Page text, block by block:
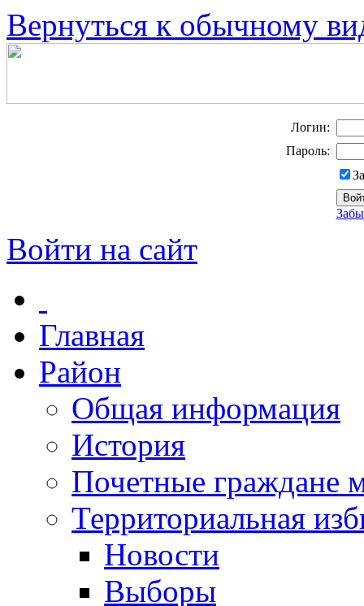
Вернуться к обычному
Логин:
Пароль:
Войти на сайт
Главная
Район
Общая информация
История
Почетные граждане
Территориальная
Новости
Выборы